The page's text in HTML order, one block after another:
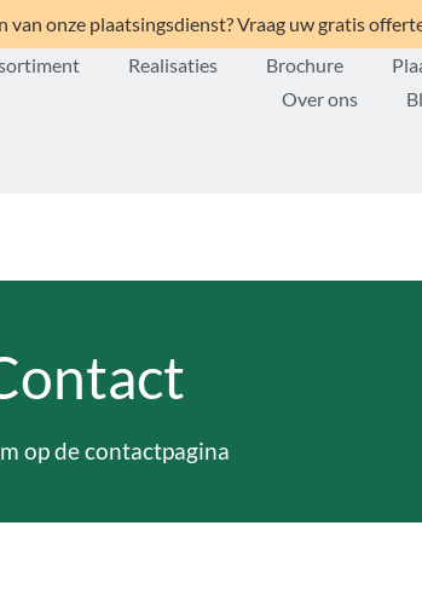
van onze plaatsingsdienst? Vraag uw gratis
Realisaties Brochure
Over ons
op de contactpagina